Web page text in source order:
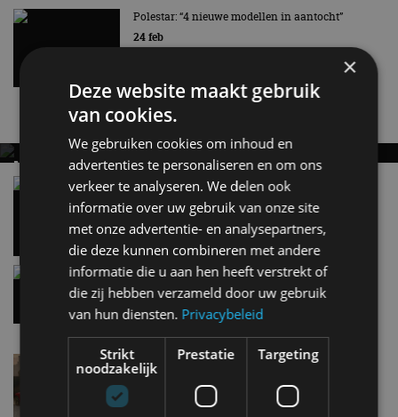
Polestar: “4 nieuwe modellen in aantocht”
24 feb
Nieuwste berichten
MET KORTING NAAR EV EXPERIENCE 2026?
AUTORAI REGELT HET!
EV Experience 2026 van 24 tot 26 september
Vergelijking: BMW iX3 vs Volvo EX60 – Welke
moet je hebben?
Gespot: een Chevrolet Corvette Z06
7 aug
Lamborghini Revuelto eert 60 jaar Miura met
speciale editie
×
Deze website maakt gebruik
van cookies.
We gebruiken cookies om inhoud en
advertenties te personaliseren en om ons
verkeer te analyseren. We delen ook
informatie over uw gebruik van onze site
met onze advertentie- en analysepartners,
die deze kunnen combineren met andere
informatie die u aan hen heeft verstrekt of
die zij hebben verzameld door uw gebruik
van hun diensten. Privacybeleid
Strikt
noodzakelijk
Prestatie Targeting